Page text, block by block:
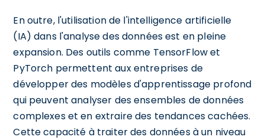
En outre, l'utilisation de l'intelligence artificielle
(IA) dans l'analyse des données est en pleine
expansion. Des outils comme TensorFlow et
PyTorch permettent aux entreprises de
développer des modèles d'apprentissage profond
qui peuvent analyser des ensembles de données
complexes et en extraire des tendances cachées.
Cette capacité à traiter des données à un niveau